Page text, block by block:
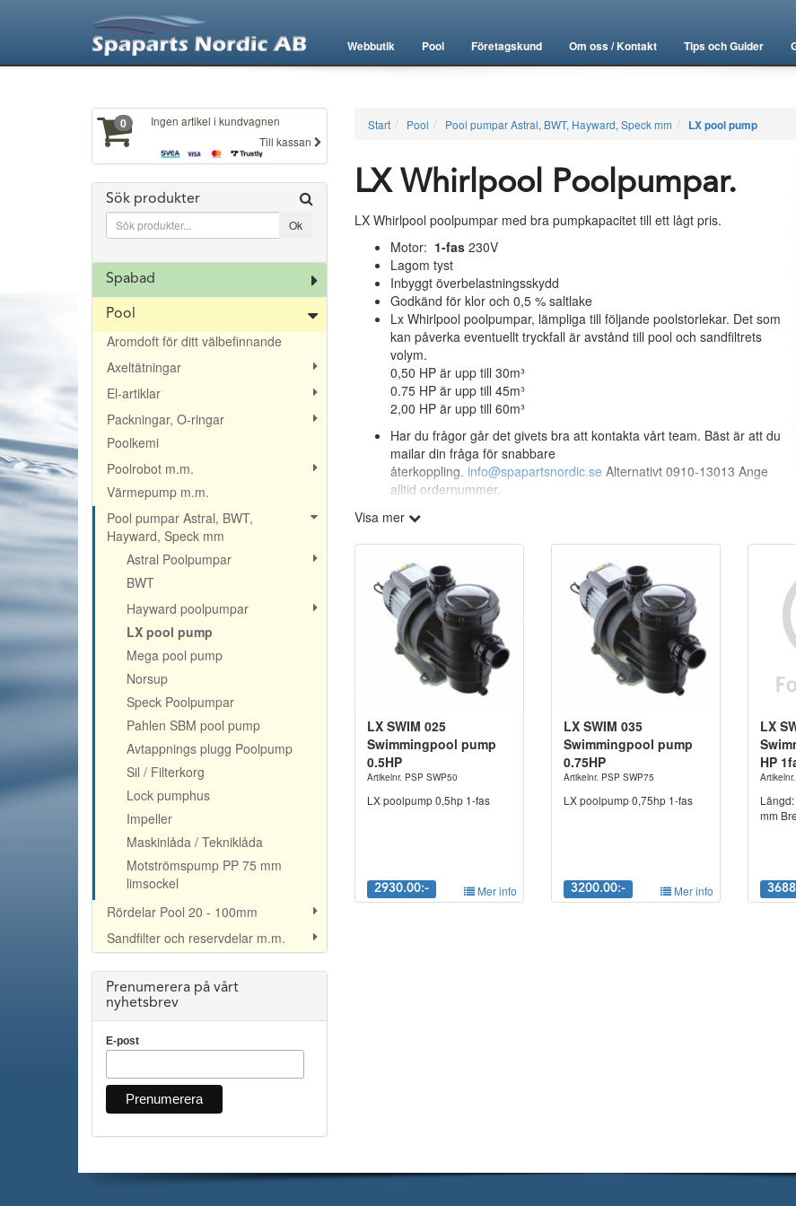
Webbutik Pool Företagskund Om oss / Kontakt Tips och Guider
0
Ingen artikel i kundvagnen
Till kassan
Sök produkter
Spabad
Pool
Aromdoft för ditt välbefinnande
Axeltätningar
El-artiklar
Packningar, O-ringar
Poolkemi
Poolrobot m.m.
Värmepump m.m.
Pool pumpar Astral, BWT,
Hayward, Speck mm
Astral Poolpumpar
BWT
Hayward poolpumpar
LX pool pump
Mega pool pump
Norsup
Speck Poolpumpar
Pahlen SBM pool pump
Avtappnings plugg Poolpump
Sil / Filterkorg
Lock pumphus
Impeller
Maskinlåda / Tekniklåda
Motströmspump PP 75 mm
limsockel
Rördelar Pool 20 - 100mm
Sandfilter och reservdelar m.m.
Prenumerera på vårt
nyhetsbrev
E-post
Start Pool Pool pumpar Astral, BWT, Hayward, Speck mm LX pool pump
LX Whirlpool Poolpumpar.
LX Whirlpool poolpumpar med bra pumpkapacitet till ett lågt pris.
Motor: 1-fas 230V
Lagom tyst
Inbyggt överbelastningsskydd
Godkänd för klor och 0,5 % saltlake
Lx Whirlpool poolpumpar, lämpliga till följande poolstorlekar. Det som
kan påverka eventuellt tryckfall är avstånd till pool och sandfiltrets
volym.
0,50 HP är upp till 30m³
0.75 HP är upp till 45m³
2,00 HP är upp till 60m³
Har du frågor går det givets bra att kontakta vårt team. Bäst är att du
mailar din fråga för snabbare
återkoppling. info@spapartsnordic.se Alternativt 0910-13013 Ange
alltid ordernummer.
Visa mer
LX SWIM 025
Swimmingpool pump
0.5HP
Artikelnr. PSP SWP50
LX poolpump 0,5hp 1-fas
2930.00:- Mer info
LX SWIM 035
Swimmingpool pump
0.75HP
Artikelnr. PSP SWP75
LX poolpump 0,75hp 1-fas
3200.00:- Mer info
LX
HP
mm